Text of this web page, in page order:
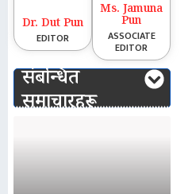
Dr. Dut Pun
EDITOR
Ms. Jamuna
Pun
ASSOCIATE
EDITOR
संबन्धित
समाचारहरू